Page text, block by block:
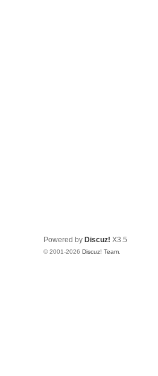
Powered by Discuz! X3.5
© 2001-2026 Discuz! Team